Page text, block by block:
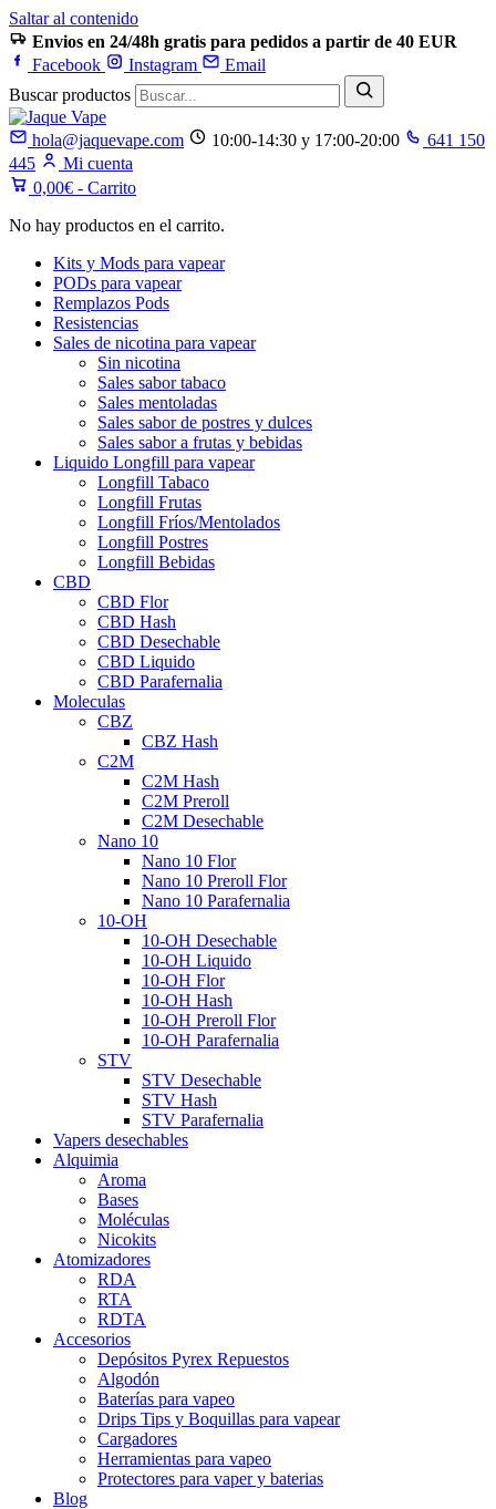
Saltar al contenido
Envios en 24/48h gratis para pedidos a partir de 40 EUR
Facebook
Instagram
Email
Buscar productos
hola@jaquevape.com 10:00-14:30 y 17:00-20:00
641 150
445
Mi cuenta
0,00€ - Carrito
No hay productos en el carrito.
Kits y Mods para vapear
PODs para vapear
Remplazos Pods
Resistencias
Sales de nicotina para vapear
Sin nicotina
Sales sabor tabaco
Sales mentoladas
Sales sabor de postres y dulces
Sales sabor a frutas y bebidas
Liquido Longfill para vapear
Longfill Tabaco
Longfill Frutas
Longfill Fríos/Mentolados
Longfill Postres
Longfill Bebidas
CBD
CBD Flor
CBD Hash
CBD Desechable
CBD Liquido
CBD Parafernalia
Moleculas
CBZ
CBZ Hash
C2M
C2M Hash
C2M Preroll
C2M Desechable
Nano 10
Nano 10 Flor
Nano 10 Preroll Flor
Nano 10 Parafernalia
10-OH
10-OH Desechable
10-OH Liquido
10-OH Flor
10-OH Hash
10-OH Preroll Flor
10-OH Parafernalia
STV
STV Desechable
STV Hash
STV Parafernalia
Vapers desechables
Alquimia
Aroma
Bases
Moléculas
Nicokits
Atomizadores
RDA
RTA
RDTA
Accesorios
Depósitos Pyrex Repuestos
Algodón
Baterías para vapeo
Drips Tips y Boquillas para vapear
Cargadores
Herramientas para vapeo
Protectores para vaper y baterias
Blog